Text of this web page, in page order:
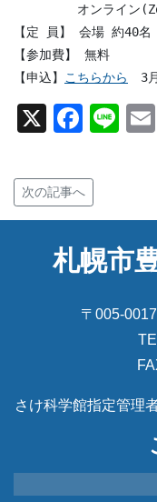
オンライン
【定 員】 会場 約40
【参加費】 無料
【申込】
こちらから 3
X
次の記事へ
札幌市
〒005-
さけ科学館指定管理者